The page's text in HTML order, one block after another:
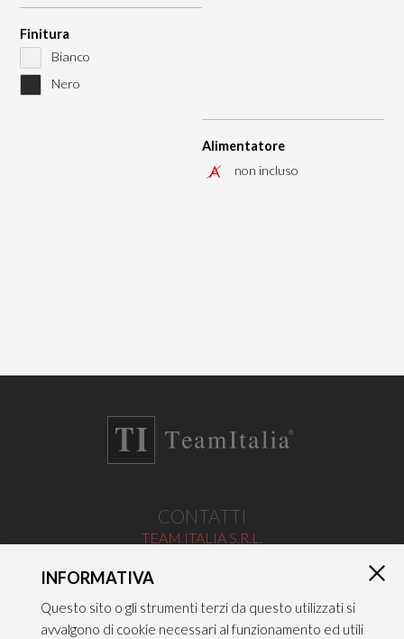
Finitura
Bianco
Nero
Alimentatore
non incluso
CONTATTI
TEAM ITALIA S.R.L.
Caselle di Sommacampagna
37066 VERONA — ITALY
INFORMATIVA
Questo sito o gli strumenti terzi da questo utilizzati si
avvalgono di cookie necessari al funzionamento ed utili